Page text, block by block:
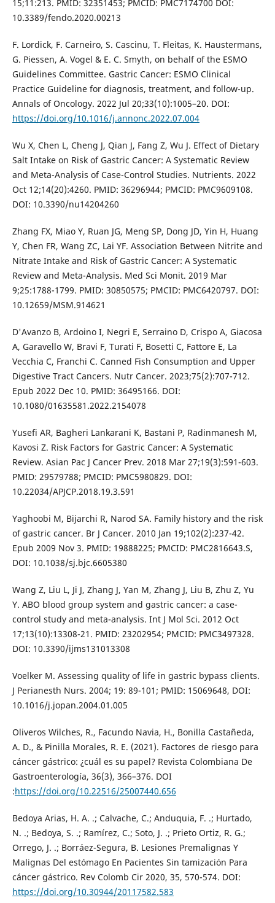
15;11:213. PMID: 32351453; PMCID: PMC7174700 DOI:
10.3389/fendo.2020.00213
F. Lordick, F. Carneiro, S. Cascinu, T. Fleitas, K. Haustermans,
G. Piessen, A. Vogel & E. C. Smyth, on behalf of the ESMO
Guidelines Committee. Gastric Cancer: ESMO Clinical
Practice Guideline for diagnosis, treatment, and follow-up.
Annals of Oncology. 2022 Jul 20;33(10):1005–20. DOI:
https://doi.org/10.1016/j.annonc.2022.07.004
Wu X, Chen L, Cheng J, Qian J, Fang Z, Wu J. Effect of Dietary
Salt Intake on Risk of Gastric Cancer: A Systematic Review
and Meta-Analysis of Case-Control Studies. Nutrients. 2022
Oct 12;14(20):4260. PMID: 36296944; PMCID: PMC9609108.
DOI: 10.3390/nu14204260
Zhang FX, Miao Y, Ruan JG, Meng SP, Dong JD, Yin H, Huang
Y, Chen FR, Wang ZC, Lai YF. Association Between Nitrite and
Nitrate Intake and Risk of Gastric Cancer: A Systematic
Review and Meta-Analysis. Med Sci Monit. 2019 Mar
9;25:1788-1799. PMID: 30850575; PMCID: PMC6420797. DOI:
10.12659/MSM.914621
D'Avanzo B, Ardoino I, Negri E, Serraino D, Crispo A, Giacosa
A, Garavello W, Bravi F, Turati F, Bosetti C, Fattore E, La
Vecchia C, Franchi C. Canned Fish Consumption and Upper
Digestive Tract Cancers. Nutr Cancer. 2023;75(2):707-712.
Epub 2022 Dec 10. PMID: 36495166. DOI:
10.1080/01635581.2022.2154078
Yusefi AR, Bagheri Lankarani K, Bastani P, Radinmanesh M,
Kavosi Z. Risk Factors for Gastric Cancer: A Systematic
Review. Asian Pac J Cancer Prev. 2018 Mar 27;19(3):591-603.
PMID: 29579788; PMCID: PMC5980829. DOI:
10.22034/APJCP.2018.19.3.591
Yaghoobi M, Bijarchi R, Narod SA. Family history and the risk
of gastric cancer. Br J Cancer. 2010 Jan 19;102(2):237-42.
Epub 2009 Nov 3. PMID: 19888225; PMCID: PMC2816643.S,
DOI: 10.1038/sj.bjc.6605380
Wang Z, Liu L, Ji J, Zhang J, Yan M, Zhang J, Liu B, Zhu Z, Yu
Y. ABO blood group system and gastric cancer: a case-
control study and meta-analysis. Int J Mol Sci. 2012 Oct
17;13(10):13308-21. PMID: 23202954; PMCID: PMC3497328.
DOI: 10.3390/ijms131013308
Voelker M. Assessing quality of life in gastric bypass clients.
J Perianesth Nurs. 2004; 19: 89-101; PMID: 15069648, DOI:
10.1016/j.jopan.2004.01.005
Oliveros Wilches, R., Facundo Navia, H., Bonilla Castañeda,
A. D., & Pinilla Morales, R. E. (2021). Factores de riesgo para
cáncer gástrico: ¿cuál es su papel? Revista Colombiana De
Gastroenterología, 36(3), 366–376. DOI
:https://doi.org/10.22516/25007440.656
Bedoya Arias, H. A. .; Calvache, C.; Anduquia, F. .; Hurtado,
N. .; Bedoya, S. .; Ramírez, C.; Soto, J. .; Prieto Ortiz, R. G.;
Orrego, J. .; Borráez-Segura, B. Lesiones Premalignas Y
Malignas Del estómago En Pacientes Sin tamización Para
cáncer gástrico. Rev Colomb Cir 2020, 35, 570-574. DOI:
https://doi.org/10.30944/20117582.583